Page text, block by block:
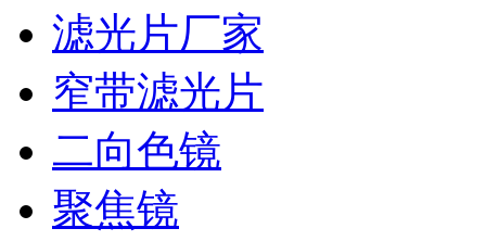
滤光片厂家
窄带滤光片
二向色镜
聚焦镜